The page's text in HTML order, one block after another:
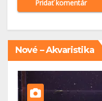
Nové – Akvaristika